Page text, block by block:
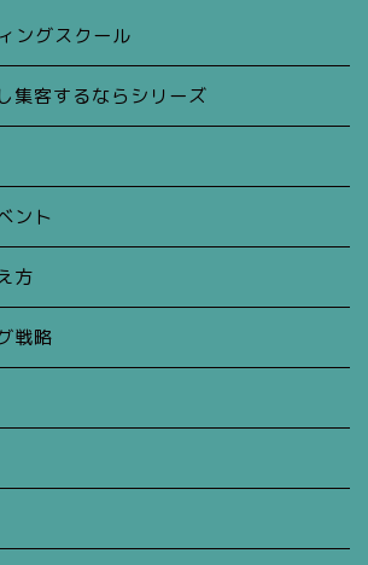
ングスクール
集客するならシリーズ
ント
方
戦略